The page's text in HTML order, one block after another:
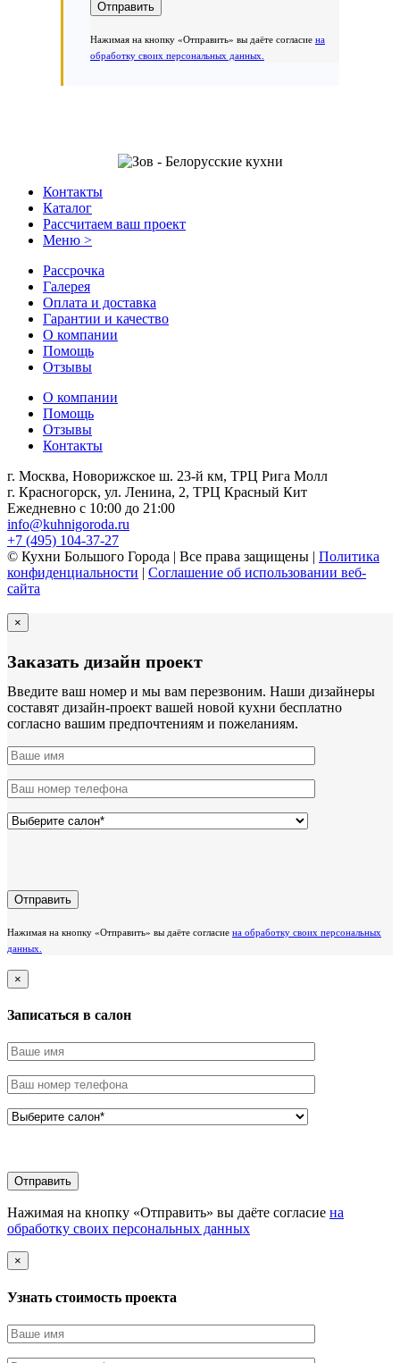
Нажимая на кнопку «Отправить» вы даёте согласие на
обработку своих персональных данных.
Контакты
Каталог
Рассчитаем ваш проект
Меню >
Рассрочка
Галерея
Оплата и доставка
Гарантии и качество
О компании
Помощь
Отзывы
О компании
Помощь
Отзывы
Контакты
г. Москва, Новорижское ш. 23-й км, ТРЦ Рига Молл
г. Красногорск, ул. Ленина, 2, ТРЦ Красный Кит
Ежедневно с 10:00 до 21:00
info@kuhnigoroda.ru
+7 (495) 104-37-27
© Кухни Большого Города | Все права защищены | Политика
конфиденциальности | Соглашение об использовании веб-
сайта
×
Заказать дизайн проект
Введите ваш номер и мы вам перезвоним. Наши дизайнеры
составят дизайн-проект вашей новой кухни бесплатно
согласно вашим предпочтениям и пожеланиям.
Нажимая на кнопку «Отправить» вы даёте согласие на обработку своих персональных
данных.
×
Записаться в салон
Нажимая на кнопку «Отправить» вы даёте согласие на
обработку своих персональных данных
×
Узнать стоимоcть проекта